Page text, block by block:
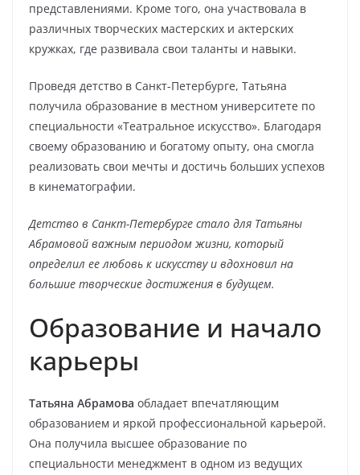
представлениями. Кроме того, она участвовала в
различных творческих мастерских и актерских
кружках, где развивала свои таланты и навыки.
Проведя детство в Санкт-Петербурге, Татьяна
получила образование в местном университете по
специальности «Театральное искусство». Благодаря
своему образованию и богатому опыту, она смогла
реализовать свои мечты и достичь больших успехов
в кинематографии.
Детство в Санкт-Петербурге стало для Татьяны
Абрамовой важным периодом жизни, который
определил ее любовь к искусству и вдохновил на
большие творческие достижения в будущем.
Образование и начало
карьеры
Татьяна Абрамова обладает впечатляющим
образованием и яркой профессиональной карьерой.
Она получила высшее образование по
специальности менеджмент в одном из ведущих